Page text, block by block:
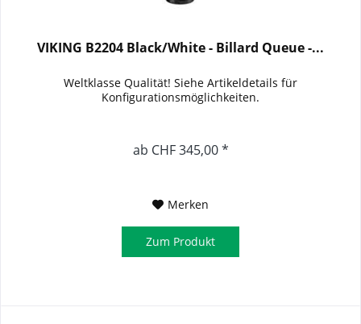
VIKING B2204 Black/White - Billard Queue -...
Weltklasse Qualität! Siehe Artikeldetails für
Konfigurationsmöglichkeiten.
ab CHF 345,00 *
Merken
Zum Produkt